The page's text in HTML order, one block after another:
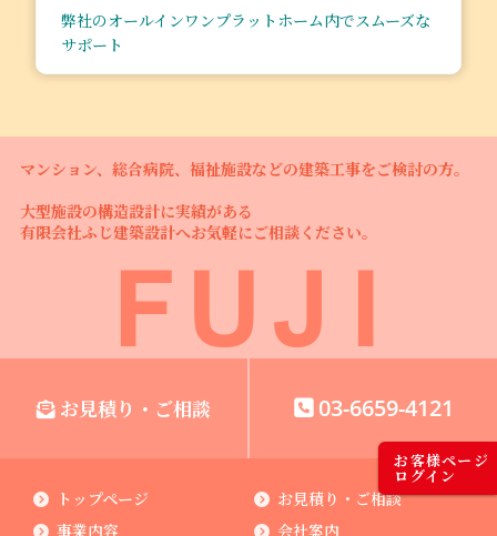
弊社のオールインワンプラットホーム内でスムーズな
サポート
マンション、総合病院、福祉施設などの建築工事をご検討の方。
大型施設の構造設計に実績がある
有限会社ふじ建築設計へお気軽にご相談ください。
お見積り・ご相談 03-6659-4121
お客様ページ
ログイン
トップページ
事業内容
お見積り・ご相談
会社案内